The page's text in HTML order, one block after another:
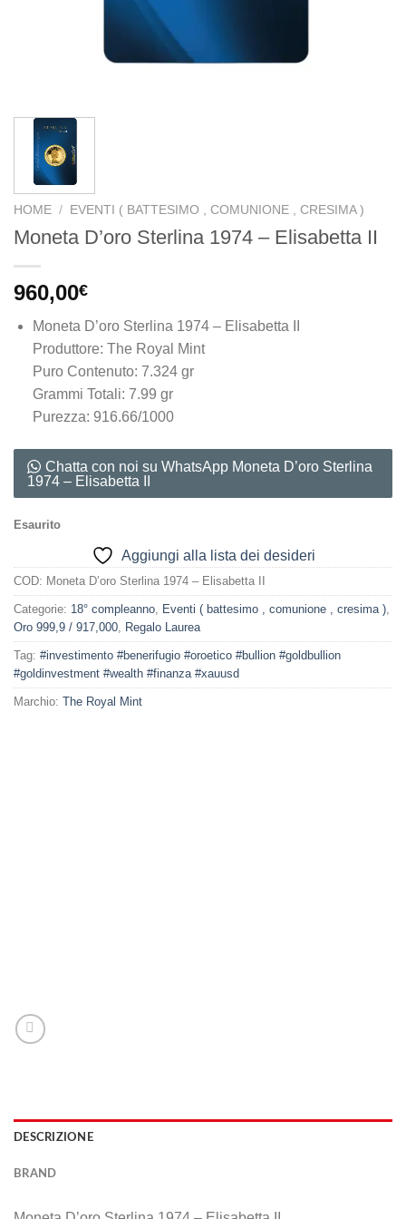
HOME / EVENTI ( BATTESIMO , COMUNIONE , CRESIMA )
Moneta D’oro Sterlina 1974 – Elisabetta II
960,00€
Moneta D’oro Sterlina 1974 – Elisabetta II
Produttore: The Royal Mint
Puro Contenuto: 7.324 gr
Grammi Totali: 7.99 gr
Purezza: 916.66/1000
Chatta con noi su WhatsApp Moneta D’oro Sterlina
1974 – Elisabetta II
Esaurito
Aggiungi alla lista dei desideri
COD: Moneta D’oro Sterlina 1974 – Elisabetta II
Categorie: 18° compleanno, Eventi ( battesimo , comunione , cresima ),
Oro 999,9 / 917,000, Regalo Laurea
Tag: #investimento #benerifugio #oroetico #bullion #goldbullion
#goldinvestment #wealth #finanza #xauusd
Marchio: The Royal Mint
DESCRIZIONE
BRAND